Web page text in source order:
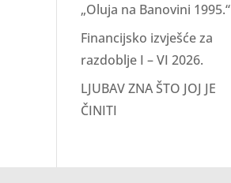
„Oluja na Banovini 1995.“
Financijsko izvješće za
razdoblje I – VI 2026.
LJUBAV ZNA ŠTO JOJ JE
ČINITI